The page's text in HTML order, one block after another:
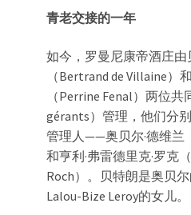
青老交接的一年
如今，罗曼尼康帝酒庄由
（Bertrand de Villaine）
（Perrine Fenal）两位
gérants）管理，他们分
管理人——奥贝尔·德维兰
和亨利·弗雷德里克·罗克
Roch）。贝特朗是奥贝
Lalou-Bize Leroy的女儿。